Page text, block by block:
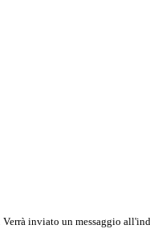
Verrà inviato un messaggio